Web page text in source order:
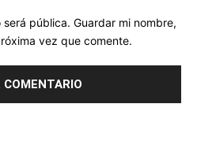
pública. Guardar mi nombre,
vez que comente.